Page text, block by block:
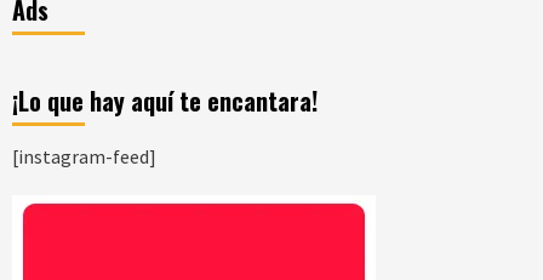
Ads
¡Lo que hay aquí te encantara!
[instagram-feed]